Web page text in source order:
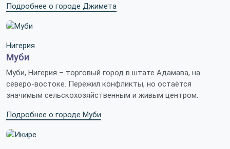
Подробнее о городе Джимета
Нигерия
Муби
Муби, Нигерия – торговый город в штате Адамава, на
северо-востоке. Пережил конфликты, но остаётся
значимым сельскохозяйственным и живым центром.
Подробнее о городе Муби